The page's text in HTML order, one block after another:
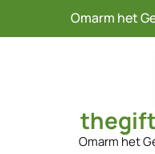
Omarm het
Omarm het